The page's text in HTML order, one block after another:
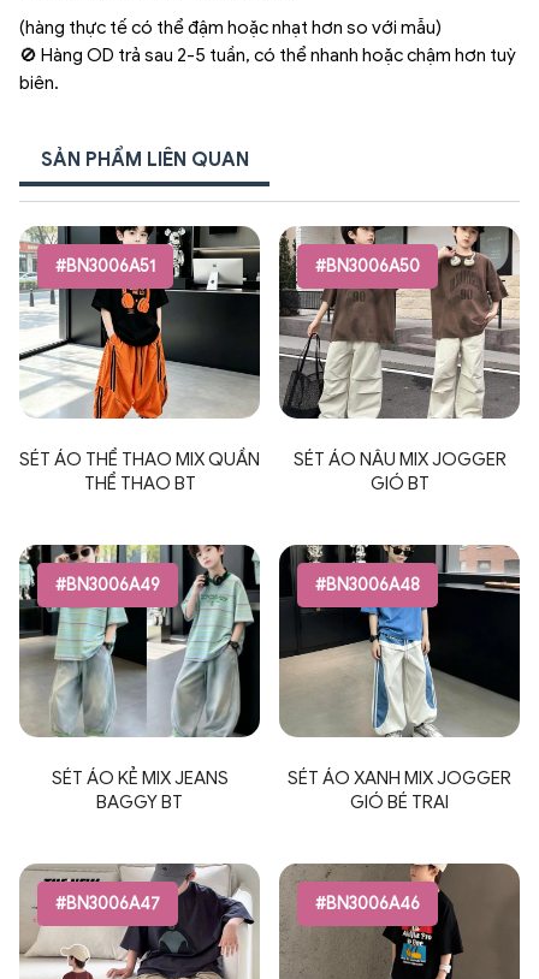
(hàng thực tế có thể đậm hoặc nhạt hơn so với mẫu)
🚫 Hàng OD trả sau 2-5 tuần, có thể nhanh hoặc chậm hơn tuỳ
biên.
SẢN PHẨM LIÊN QUAN
#BN3006A51
SÉT ÁO THỂ THAO MIX QUẦN
THỂ THAO BT
#BN3006A50
SÉT ÁO NÂU MIX JOGGER
GIÓ BT
#BN3006A49
SÉT ÁO KẺ MIX JEANS
BAGGY BT
#BN3006A48
SÉT ÁO XANH MIX JOGGER
GIÓ BÉ TRAI
#BN3006A47 #BN3006A46